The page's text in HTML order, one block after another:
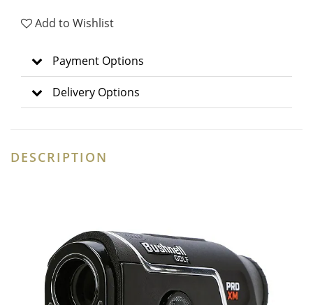
Add to Wishlist
Payment Options
Delivery Options
DESCRIPTION